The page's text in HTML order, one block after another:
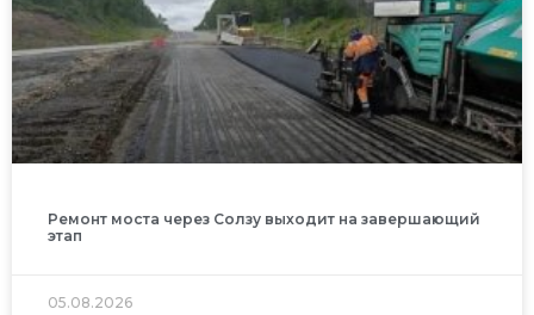
Ремонт моста через Солзу выходит на завершающий
этап
05.08.2026